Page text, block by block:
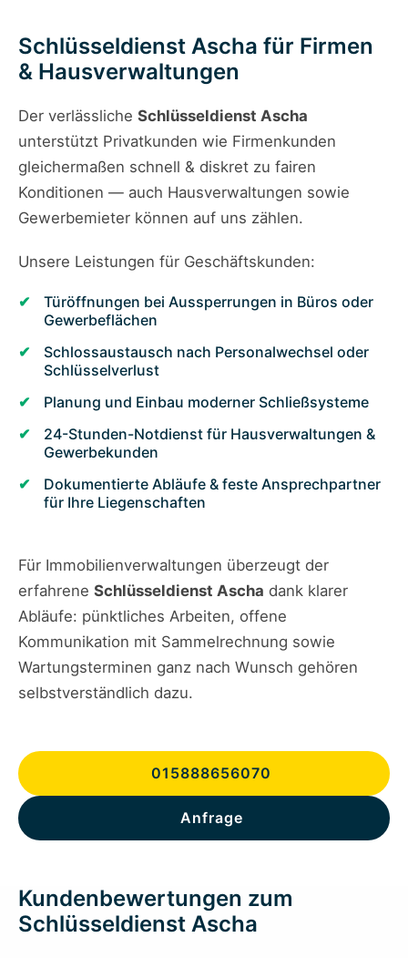
Schlüsseldienst Ascha für Firmen
& Hausverwaltungen
Der verlässliche Schlüsseldienst Ascha
unterstützt Privatkunden wie Firmenkunden
gleichermaßen schnell & diskret zu fairen
Konditionen — auch Hausverwaltungen sowie
Gewerbemieter können auf uns zählen.
Unsere Leistungen für Geschäftskunden:
Türöffnungen bei Aussperrungen in Büros oder
Gewerbeflächen
Schlossaustausch nach Personalwechsel oder
Schlüsselverlust
Planung und Einbau moderner Schließsysteme
24-Stunden-Notdienst für Hausverwaltungen &
Gewerbekunden
Dokumentierte Abläufe & feste Ansprechpartner
für Ihre Liegenschaften
Für Immobilienverwaltungen überzeugt der
erfahrene Schlüsseldienst Ascha dank klarer
Abläufe: pünktliches Arbeiten, offene
Kommunikation mit Sammelrechnung sowie
Wartungsterminen ganz nach Wunsch gehören
selbstverständlich dazu.
015888656070
Anfrage
Kundenbewertungen zum
Schlüsseldienst Ascha